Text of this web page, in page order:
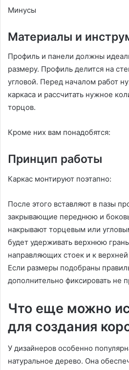
Минусы
Материалы и
Профиль и панели должны
размеру. Профиль делится на
угловой. Перед началом работ
каркаса и рассчитать нужное
торцов.
Кроме них вам понадобятся:
Принцип работы
Каркас монтируют поэтапно:
После этого вставляют в пазы
закрывающие переднюю и
накрывают торцевым или
будет удерживать верхнюю
направляющих стоек и к
Если размеры подобраны
дополнительно фиксировать не
Что еще можно
для создания
У дизайнеров особенно
натуральное дерево. Она